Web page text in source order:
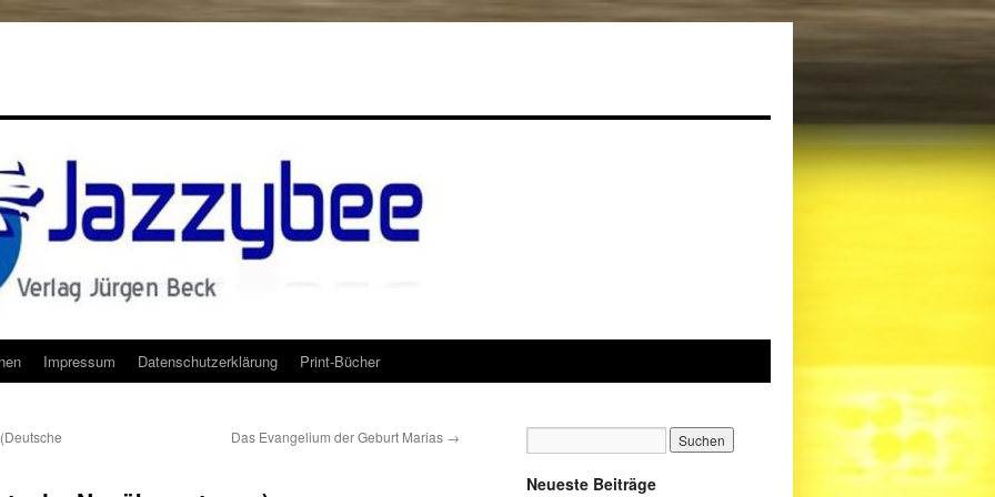
Impressum Datenschutzerklärung Print-Bücher
Das Evangelium der Geburt Marias →
Neueste Beiträge